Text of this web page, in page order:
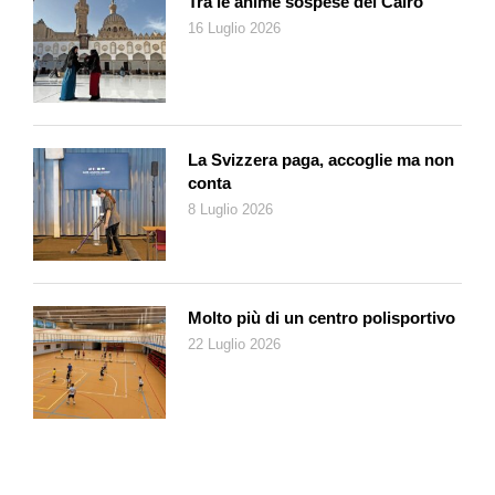
carestie, guerre e morte.
Nel tentativo di catturare un’attenzione sempre più volatile, il
sistema informativo applica quella che Moeller definisce
«l’inflazione della tragedia». Poiché il pubblico sviluppa una
rapidissima tolleranza al dolore altrui, la soglia del trauma si
alza continuamente. Oggi c’è bisogno di un carico maggiore di
sangue, di una violenza più grafica, di un numero di vittime più
alto per generare la medesima scossa emotiva. È l’effetto
assuefazione: i media offrono la dose quotidiana di orrore, il
pubblico sviluppa tolleranza, e il sistema richiede dosi sempre
più massicce.
A questa mercificazione del dolore si salda la riflessione di
Susan Sontag inDavanti al dolore degli altri
2021). La Sontag evidenzia come la costante esposizione
fotografica e video alla sofferenza non stimoli la nostra azione,
16 Luglio 2026
La Svizzera paga, accoglie ma non
conta
8 Luglio 2026
Molto più di un centro polisportivo
22 Luglio 2026